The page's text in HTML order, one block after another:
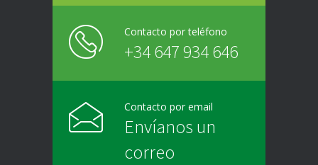
Contacto por teléfono
+34 647 934 646
Contacto por email
Envíanos un
correo